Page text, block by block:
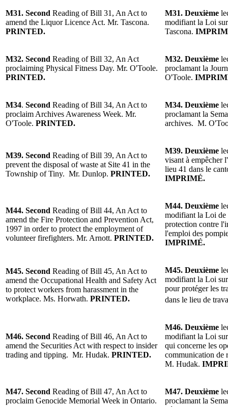
M31. Second Reading of Bill 31, An Act to
amend the Liquor Licence Act. Mr. Tascona.
PRINTED.
M31. Deuxième
modifiant la Loi
Tascona.
M32. Second Reading of Bill 32, An Act
proclaiming Physical Fitness Day. Mr. O'Toole.
PRINTED.
M32. Deuxième
proclamant la
O'Toole.
M34. Second Reading of Bill 34, An Act to
proclaim Archives Awareness Week. Mr.
O'Toole. PRINTED.
M34. Deuxième
proclamant la
archives. M.
M39. Second Reading ofBill 39, An Act to
prevent the disposal of waste at Site 41 in the
Township of Tiny. Mr. Dunlop. PRINTED.
M39. Deuxième
visant à empêcher
lieu 41 dans le
IMPRIMÉ.
M44. Second Reading of Bill 44, An Act to
amend the Fire Protection and Prevention Act,
1997 in order to protect the employment of
volunteer firefighters. Mr. Arnott. PRINTED.
M44. Deuxième
modifiant la Loi de
protection contre
l'emploi des
IMPRIMÉ.
M45. Second Reading of Bill 45, An Act to
amend the Occupational Health and Safety Act
to protect workers from harassment in the
workplace. Ms. Horwath. PRINTED.
M45. Deuxième
modifiant la Loi
pour protéger les
dans le lieu de
M46. Second Reading of Bill 46, An Act to
amend the Securities Act with respect to insider
trading and tipping. Mr. Hudak. PRINTED.
M46. Deuxième
modifiant la Loi
qui concerne les
communication de
M. Hudak.
M47. Second Reading of Bill 47, An Act to
proclaim Genocide Memorial Week in Ontario.
M47. Deuxième
proclamant la